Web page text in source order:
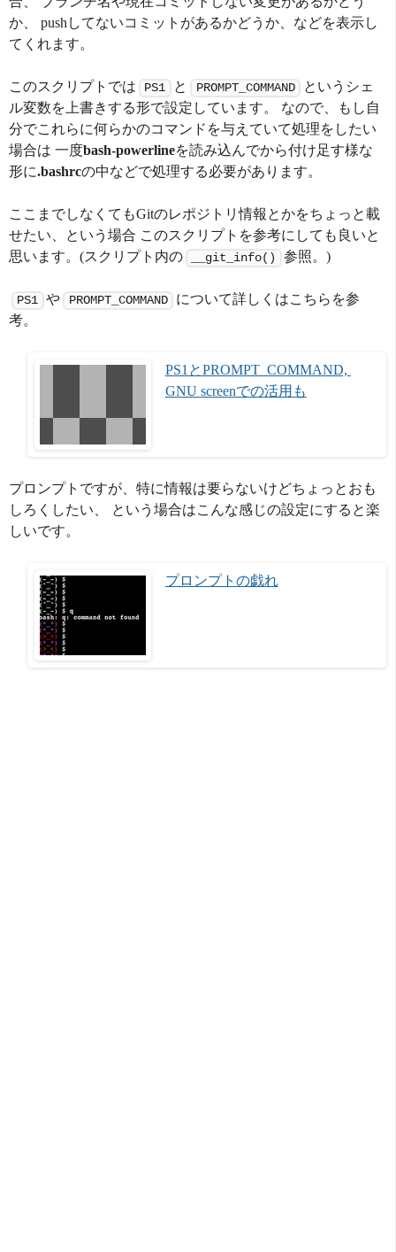
か、 pushしてないコミットがあるかどうか、などを表示し
てくれます。
このスクリプトでは PS1 と PROMPT_COMMAND
というシェ
ル変数を上書きする形で設定しています。 なので、もし自
分でこれらに何らかのコマンドを与えていて処理をしたい
場合は 一度bash-powerlineを読み込んでから付け足す様な
形に.bashrcの中などで処理する必要があります。
ここまでしなくてもGitのレポジトリ情報とかをちょっと載
せたい、という場合 このスクリプトを参考にしても良いと
思います。(スクリプト内の
__git_info() 参照。)
PS1 や PROMPT_COMMAND
について詳しくはこちらを参
考。
PS1とPROMPT_COMMAND,
GNU screenでの活用も
プロンプトですが、特に情報は要らないけどちょっとおも
しろくしたい、 という場合はこんな感じの設定にすると楽
しいです。
プロンプトの戯れ